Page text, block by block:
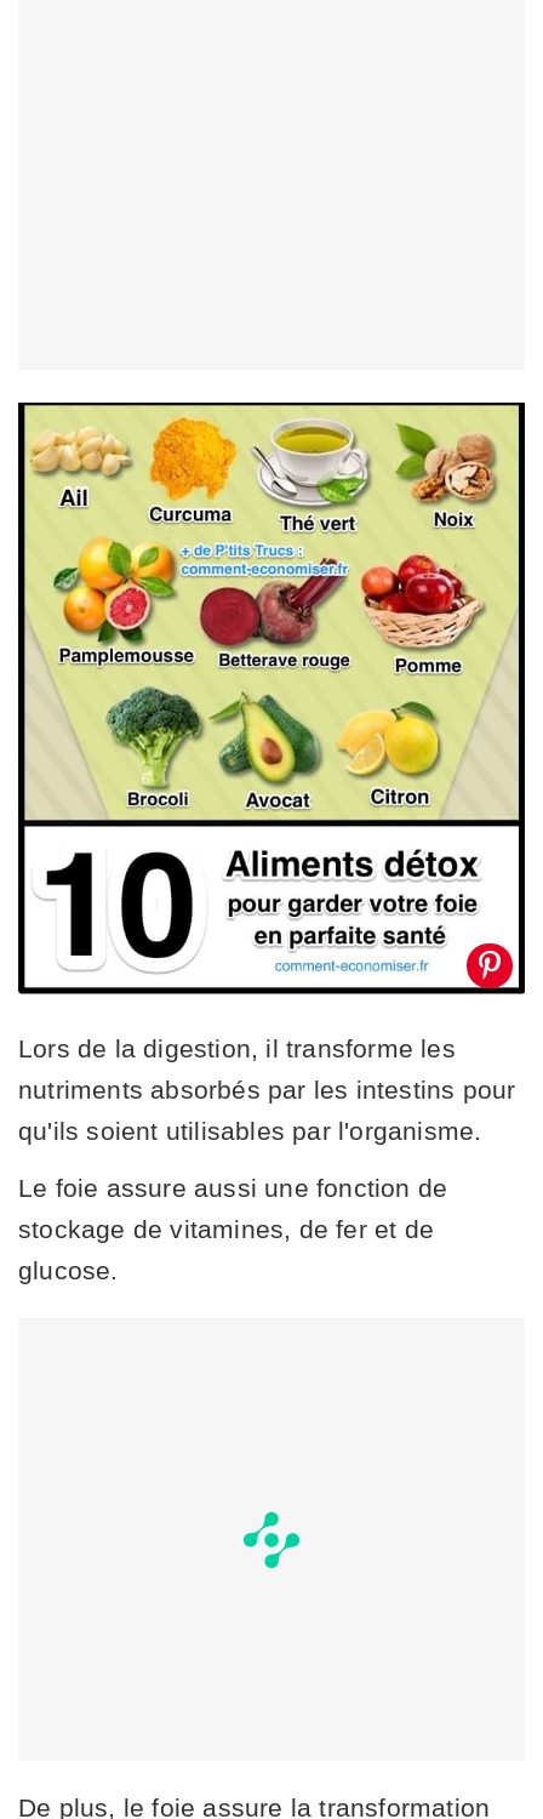
Lors de la digestion, il transforme les
nutriments absorbés par les intestins pour
qu'ils soient utilisables par l'organisme.
Le foie assure aussi une fonction de
stockage de vitamines, de fer et de
glucose.
De plus, le foie assure la transformation